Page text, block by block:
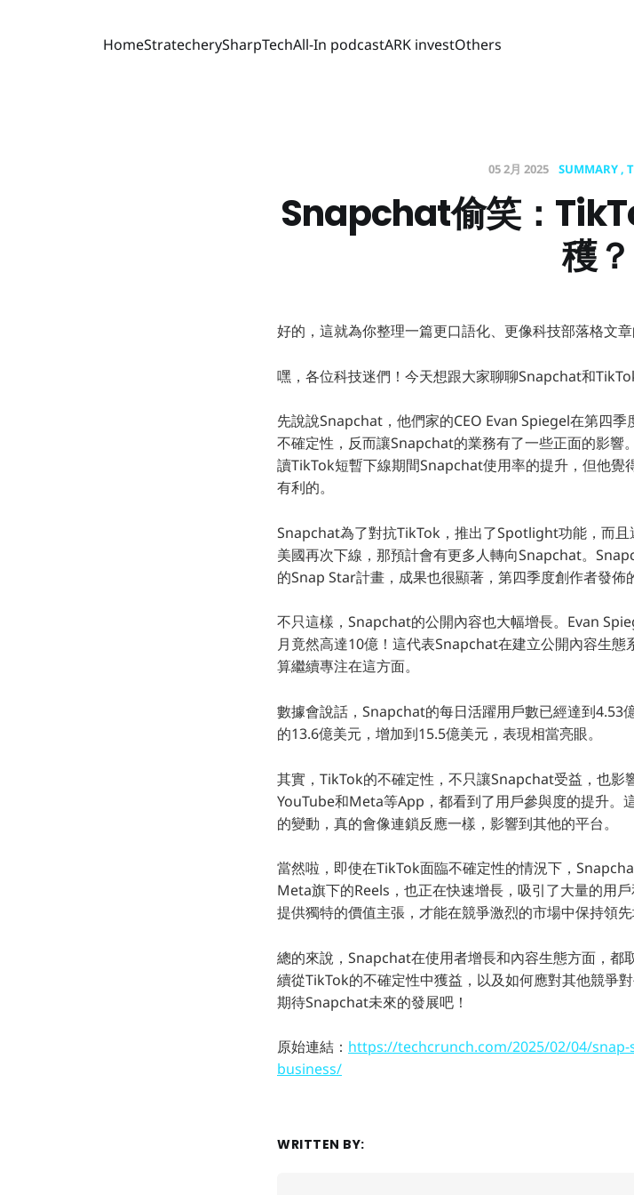
HomeStratecherySharpTechAll-In podcastARK investOthers
05 2月 2025 SUMMARY
Snapchat偷笑：
穫？
好的，這就為你整理一篇更口語化、更像科技部落格文章
嘿，各位科技迷們！今天想跟大家聊聊Snapchat和
先說說Snapchat，他們家的CEO Evan Spiegel在第四
不確定性，反而讓Snapchat的業務有了一些正面的影響
讀TikTok短暫下線期間Snapchat使用率的提升，但他
有利的。
Snapchat為了對抗TikTok，推出了Spotlight功能，而
美國再次下線，那預計會有更多人轉向Snapchat。
的Snap Star計畫，成果也很顯著，第四季度創作者發佈
不只這樣，Snapchat的公開內容也大幅增長。Evan
月竟然高達10億！這代表Snapchat在建立公開內容生
算繼續專注在這方面。
數據會說話，Snapchat的每日活躍用戶數已經達到4.53
的13.6億美元，增加到15.5億美元，表現相當亮眼。
其實，TikTok的不確定性，不只讓Snapchat受益，也影
YouTube和Meta等App，都看到了用戶參與度的提升。
的變動，真的會像連鎖反應一樣，影響到其他的平台。
當然啦，即使在TikTok面臨不確定性的情況下，
Meta旗下的Reels，也正在快速增長，吸引了大量的用
提供獨特的價值主張，才能在競爭激烈的市場中保持領先
總的來說，Snapchat在使用者增長和內容生態方面，
續從TikTok的不確定性中獲益，以及如何應對其他競爭
期待Snapchat未來的發展吧！
原始連結： https://techcrunch.com/2025/02/04/
business/
WRITTEN BY: